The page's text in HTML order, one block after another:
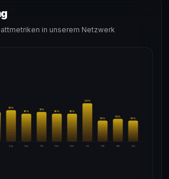
in unserem Netzwerk
Aug
18%
Sep
16%
Okt
17%
Nov
16%
Dez
16%
Jan
22%
Feb
12%
Mär
13%
Apr
12%